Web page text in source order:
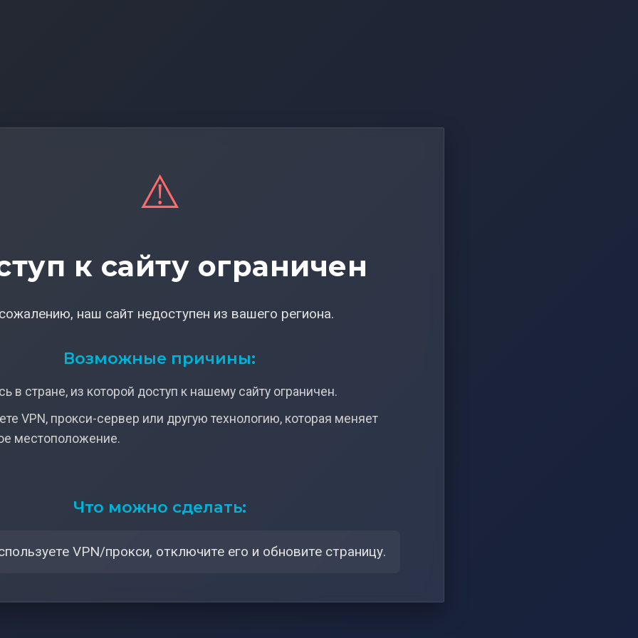
⚠️
к сайту ограничен
наш сайт недоступен из вашего региона.
Возможные причины:
в стране, из которой доступ к нашему сайту ограничен.
VPN, прокси-сервер или другую технологию, которая меняет
местоположение.
Что можно сделать:
VPN/прокси, отключите его и обновите страницу.